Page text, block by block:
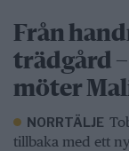
Från
trädgård
möter
NORRTÄLJE
tillbaka med ett